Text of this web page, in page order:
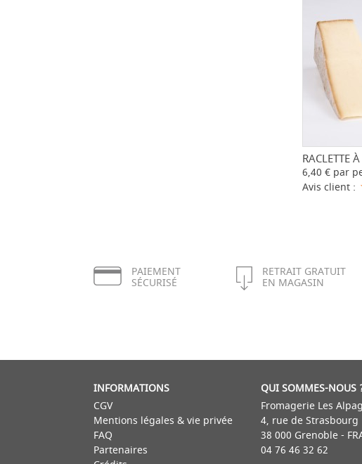
RACLETTE
6,40 € par
Avis client :
PAIEMENT
SÉCURISÉ
RETRAIT GRATUIT
EN MAGASIN
INFORMATIONS
CGV
Mentions légales & vie privée
FAQ
Partenaires
QUI SOMMES-NOUS
Fromagerie Les
4, rue de Strasbourg
38 000 Grenoble -
04 76 46 32 62